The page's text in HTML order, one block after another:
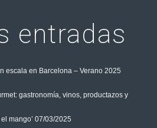
entradas
escala en Barcelona – Verano 2025
gastronomía, vinos, productazos y
mango’ 07/03/2025